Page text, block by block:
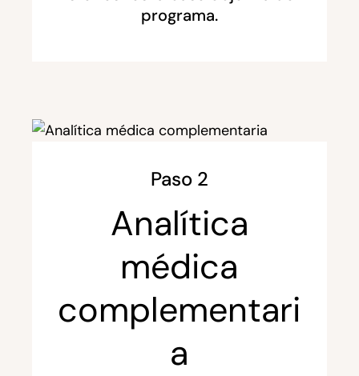
programa.
Paso 2
Analítica
médica
complementari
a